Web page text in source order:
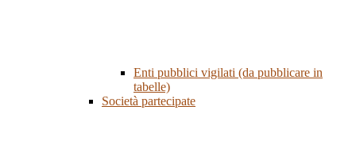
Enti pubblici vigilati (da pubblicare in
tabelle)
Società partecipate